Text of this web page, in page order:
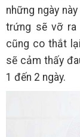
những ngày
trứng sẽ vỡ ra
cũng co thắt
sẽ cảm thấy
1 đến 2 ngày.